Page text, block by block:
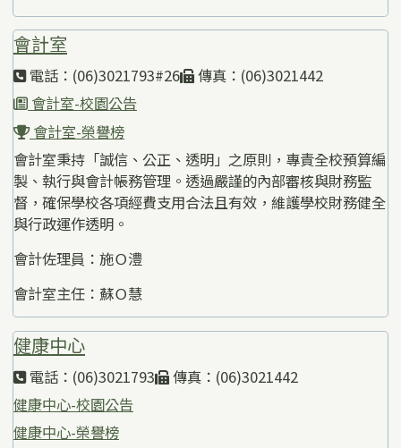
會計室
電話：(06)3021793#26
傳真：(06)3021442
會計室-校園公告
會計室-榮譽榜
會計室秉持「誠信、公正、透明」之原則，專責全校預算編
製、執行與會計帳務管理。透過嚴謹的內部審核與財務監
督，確保學校各項經費支用合法且有效，維護學校財務健全
與行政運作透明。
會計佐理員：施Ｏ澧
會計室主任：蘇Ｏ慧
健康中心
電話：(06)3021793
傳真：(06)3021442
健康中心-校園公告
健康中心-榮譽榜